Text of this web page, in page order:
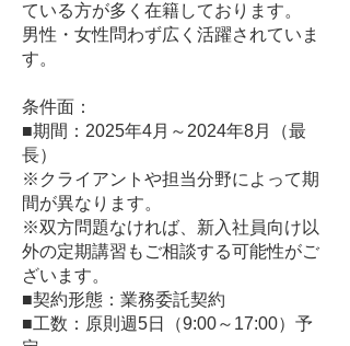
ている方が多く在籍しております。
男性・女性問わず広く活躍されていま
す。
条件面：
■期間：2025年4月～2024年8月（最
長）
※クライアントや担当分野によって期
間が異なります。
※双方問題なければ、新入社員向け以
外の定期講習もご相談する可能性がご
ざいます。
■契約形態：業務委託契約
■工数：原則週5日（9:00～17:00）予